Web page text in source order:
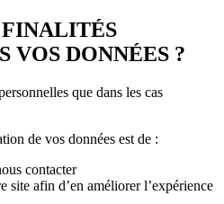
VOS DONNÉES ?
que dans les cas
de vos données est de :
contacter
site afin d’en améliorer l’expérience